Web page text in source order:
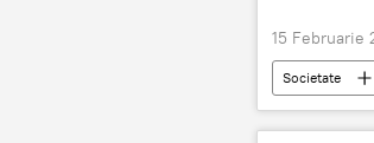
15 Februarie
Societate
Carte Verde